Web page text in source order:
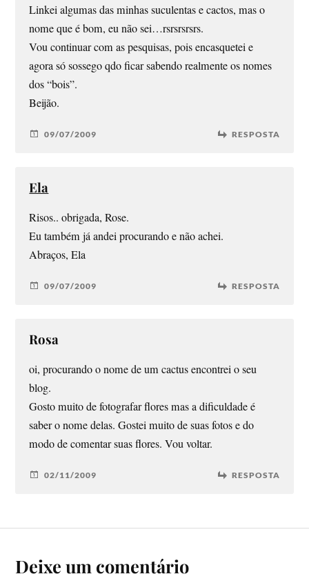
Linkei algumas das minhas suculentas e cactos, mas o
nome que é bom, eu não sei…rsrsrsrsrs.
Vou continuar com as pesquisas, pois encasquetei e
agora só sossego qdo ficar sabendo realmente os nomes
dos “bois”.
Beijão.
09/07/2009 RESPOSTA
Ela
Risos.. obrigada, Rose.
Eu também já andei procurando e não achei.
Abraços, Ela
09/07/2009 RESPOSTA
Rosa
oi, procurando o nome de um cactus encontrei o seu
blog.
Gosto muito de fotografar flores mas a dificuldade é
saber o nome delas. Gostei muito de suas fotos e do
modo de comentar suas flores. Vou voltar.
02/11/2009 RESPOSTA
Deixe um comentário